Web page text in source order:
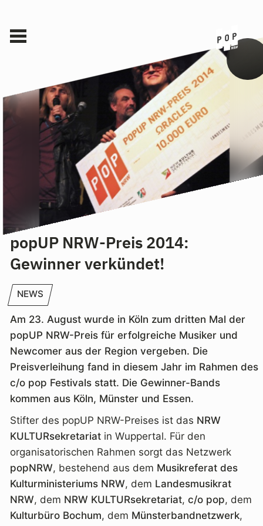
popUP NRW-Preis 2014:
Gewinner verkündet!
NEWS
Am 23. August wurde in Köln zum dritten Mal der
popUP NRW-Preis für erfolgreiche Musiker und
Newcomer aus der Region vergeben. Die
Preisverleihung fand in diesem Jahr im Rahmen des
c/o pop Festivals statt. Die Gewinner-Bands
kommen aus Köln, Münster und Essen.
Stifter des popUP NRW-Preises ist das NRW
KULTURsekretariat in Wuppertal. Für den
organisatorischen Rahmen sorgt das Netzwerk
popNRW, bestehend aus dem Musikreferat des
Kulturministeriums NRW, dem Landesmusikrat
NRW, dem NRW KULTURsekretariat, c/o pop, dem
Kulturbüro Bochum, dem Münsterbandnetzwerk,